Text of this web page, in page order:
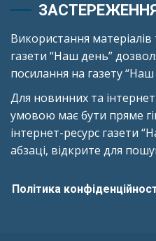
Використання
газети “Наш день”
посилання на газету “Наш
Для новинних та
умовою має бути пряме
інтернет-ресурс газети
абзаці, відкрите для
Політика